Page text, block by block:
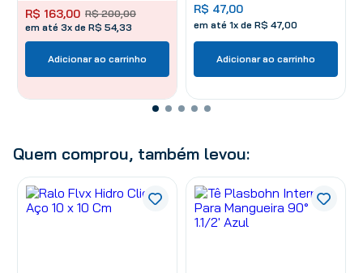
R$ 200,00
R$ 163,00
em até 3x de R$ 54,33
Adicionar ao carrinho
R$ 47,00
em até 1x de R$ 47 00
Adicionar ao carrinho
Quem comprou, também levou: